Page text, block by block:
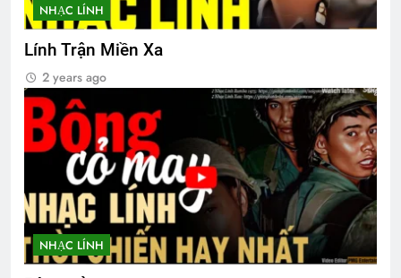
CSVSQ Đặng Dân An K25
Quang Lập – Nhạc lính 3
2 Years Ago
ĐI THEO TIẾNG GỌI (Rabindranath
Tagore)
3 Years Ago
NHẠC LÍNH
Lính Trận Miền Xa
2 years ago
NHẠC LÍNH